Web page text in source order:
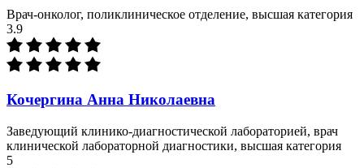
Врач-онколог, поликлиническое отделение, высшая категория
3.9
Кочергина Анна Николаевна
Заведующий клинико-диагностической лабораторией, врач
клинической лабораторной диагностики, высшая категория
5